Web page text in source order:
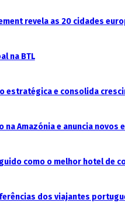
revela as 20 cidades
na BTL
estratégica e consolida
na Amazónia e anuncia
como o melhor hotel de
dos viajantes